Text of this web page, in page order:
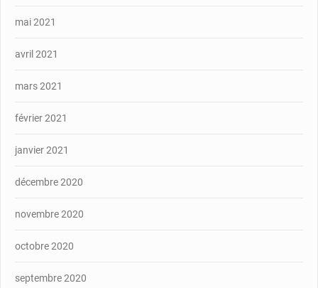
mai 2021
avril 2021
mars 2021
février 2021
janvier 2021
décembre 2020
novembre 2020
octobre 2020
septembre 2020